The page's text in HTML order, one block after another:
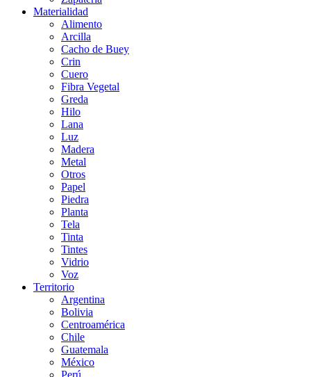
Materialidad
Alimento
Arcilla
Cacho de Buey
Crin
Cuero
Fibra Vegetal
Greda
Hilo
Lana
Luz
Madera
Metal
Otros
Papel
Piedra
Planta
Tela
Tinta
Tintes
Vidrio
Voz
Territorio
Argentina
Bolivia
Centroamérica
Chile
Guatemala
México
Perú